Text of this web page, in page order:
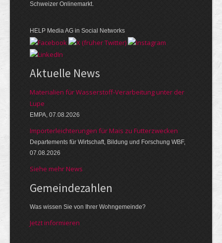
Schweizer Onlinemarkt.
HELP Media AG in Social Networks
Aktuelle News
Materialien für Wasserstoff-Verarbeitung unter der
Lupe
EMPA, 07.08.2026
Importerleichterungen für Mais zu Futterzwecken
Departements für Wirtschaft, Bildung und Forschung WBF,
07.08.2026
Siehe mehr News
Gemeinde­zahlen
Was wissen Sie von Ihrer Wohngemeinde?
Jetzt informieren